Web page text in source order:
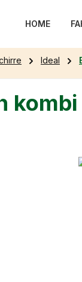
HOME
Ideal
kombi